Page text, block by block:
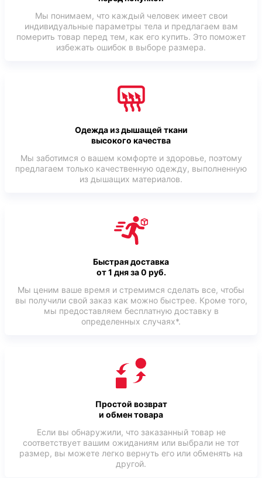
Мы понимаем, что каждый человек имеет свои
индивидуальные параметры тела и предлагаем вам
померить товар перед тем, как его купить. Это поможет
избежать ошибок в выборе размера.
Одежда из дышащей ткани
высокого качества
Мы заботимся о вашем комфорте и здоровье, поэтому
предлагаем только качественную одежду, выполненную
из дышащих материалов.
Быстрая доставка
от 1 дня за 0 руб.
Мы ценим ваше время и стремимся сделать все, чтобы
вы получили свой заказ как можно быстрее. Кроме того,
мы предоставляем бесплатную доставку в
определенных случаях*.
Простой возврат
и обмен товара
Если вы обнаружили, что заказанный товар не
соответствует вашим ожиданиям или выбрали не тот
размер, вы можете легко вернуть его или обменять на
другой.